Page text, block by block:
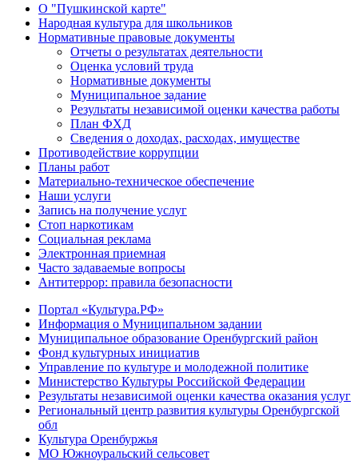
О "Пушкинской карте"
Народная культура для школьников
Нормативные правовые документы
Отчеты о результатах деятельности
Оценка условий труда
Нормативные документы
Муниципальное задание
Результаты независимой оценки качества работы
План ФХД
Сведения о доходах, расходах, имуществе
Противодействие коррупции
Планы работ
Материально-техническое обеспечение
Наши услуги
Запись на получение услуг
Стоп наркотикам
Социальная реклама
Электронная приемная
Часто задаваемые вопросы
Антитеррор: правила безопасности
Портал «Культура.РФ»
Информация о Муниципальном задании
Муниципальное образование Оренбургский район
Фонд культурных инициатив
Управление по культуре и молодежной политике
Министерство Культуры Российской Федерации
Результаты независимой оценки качества оказания услуг
Региональный центр развития культуры Оренбургской
обл
Культура Оренбуржья
МО Южноуральский сельсовет